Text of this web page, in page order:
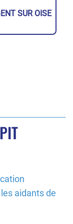
SUR OISE
aidants de